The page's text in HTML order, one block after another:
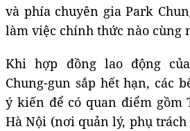
và phía chuyên gia Park
làm việc chính thức nào cùng
Khi hợp đồng lao động
Chung-gun sắp hết hạn, các
ý kiến để có quan điểm gồm
Hà Nội (nơi quản lý, phụ